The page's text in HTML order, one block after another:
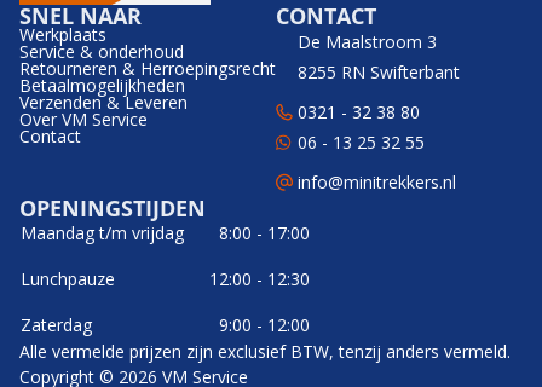
SNEL NAAR
Werkplaats
Service & onderhoud
Retourneren & Herroepingsrecht
Betaalmogelijkheden
Verzenden & Leveren
Over VM Service
Contact
CONTACT
De Maalstroom 3
8255 RN Swifterbant
0321 - 32 38 80
06 - 13 25 32 55
info@minitrekkers.nl
OPENINGSTIJDEN
Maandag t/m vrijdag
8:00 - 17:00
Lunchpauze
12:00 - 12:30
Zaterdag
9:00 - 12:00
Alle vermelde prijzen zijn exclusief BTW, tenzij anders vermeld.
Copyright © 2026 VM Service